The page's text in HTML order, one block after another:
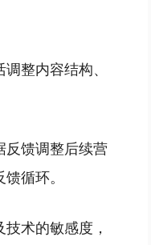
整内容结构、
反馈调整后续营
循环。
术的敏感度，